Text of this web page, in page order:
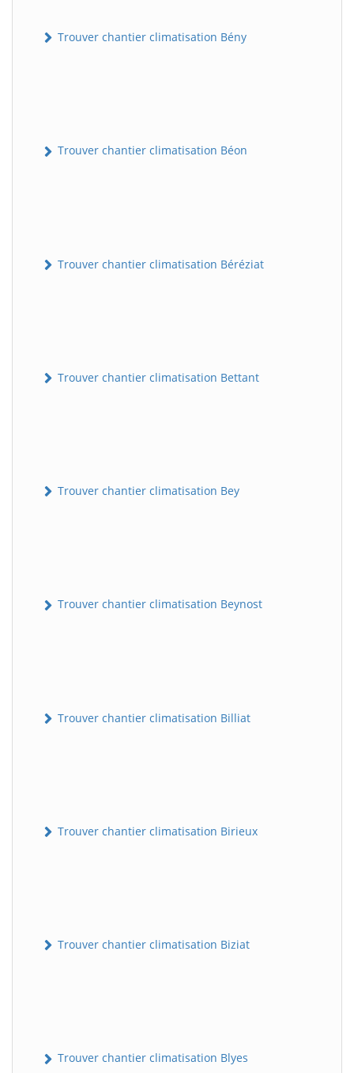
Trouver chantier climatisation Bény
Trouver chantier climatisation Béon
Trouver chantier climatisation Béréziat
Trouver chantier climatisation Bettant
Trouver chantier climatisation Bey
Trouver chantier climatisation Beynost
Trouver chantier climatisation Billiat
Trouver chantier climatisation Birieux
Trouver chantier climatisation Biziat
Trouver chantier climatisation Blyes